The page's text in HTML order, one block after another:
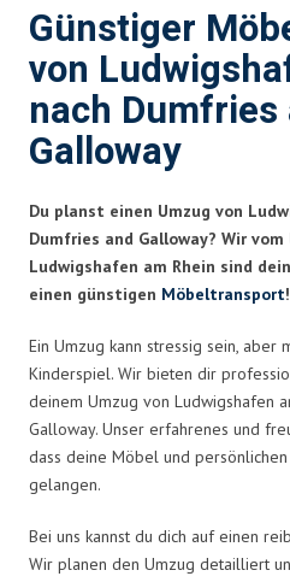
Günstiger
von
nach Dumfries
Galloway
Du planst einen Umzug von
Dumfries and Galloway? Wir
Ludwigshafen am Rhein sind
einen günstigen Möbeltransport!
Ein Umzug kann stressig sein,
Kinderspiel. Wir bieten dir
deinem Umzug von Ludwigshafen
Galloway. Unser erfahrenes und
dass deine Möbel und
gelangen.
Bei uns kannst du dich auf einen
Wir planen den Umzug detailliert